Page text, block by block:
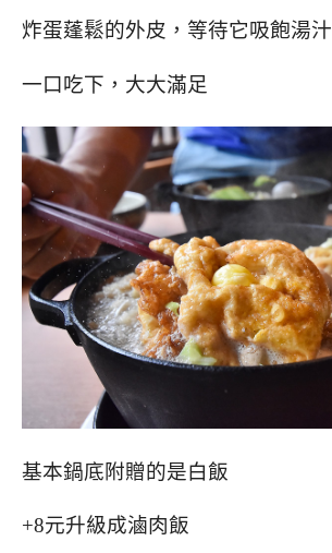
炸蛋蓬鬆的外皮，等待它吸飽湯汁
一口吃下，大大滿足
基本鍋底附贈的是白飯
+8元升級成滷肉飯